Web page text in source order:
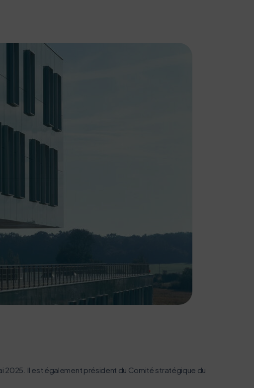
votre navigation, vous pouvez
2025. Il est également président du Comité stratégique du